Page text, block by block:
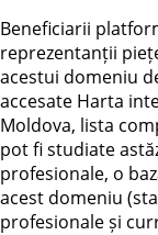
Beneficiarii
reprezentanții
acestui domeniu
accesate Harta
Moldova, lista
pot fi studiate
profesionale, o
acest domeniu
profesionale și